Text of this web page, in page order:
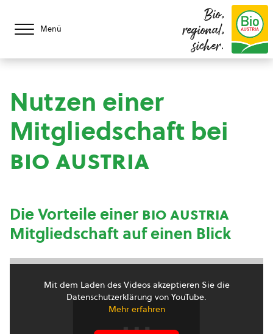
Menü
Bio,
regional,
sicher.
Nutzen einer
Mitgliedschaft bei
bio austria
Die Vorteile einerbio austria
Mitgliedschaft auf einen Blick
Mit dem Laden des Videos akzeptieren Sie die
Datenschutzerklärung von YouTube.
Mehr erfahren